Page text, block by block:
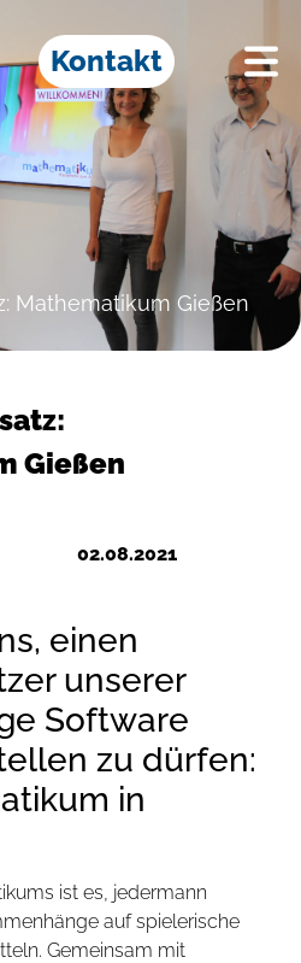
Kontakt
Mathematikum Gießen
Gießen
02.08.2021
einen
unserer
Software
zu dürfen:
in
ist es, jedermann
auf spielerische
Gemeinsam mit